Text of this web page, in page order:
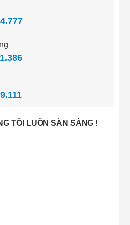
TÔI LUÔN SẴN SÀNG !